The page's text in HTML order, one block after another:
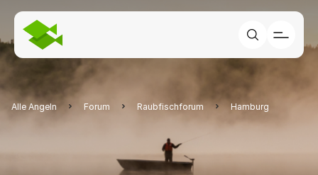
Alle Angeln Forum Raubfischforum Hamburg